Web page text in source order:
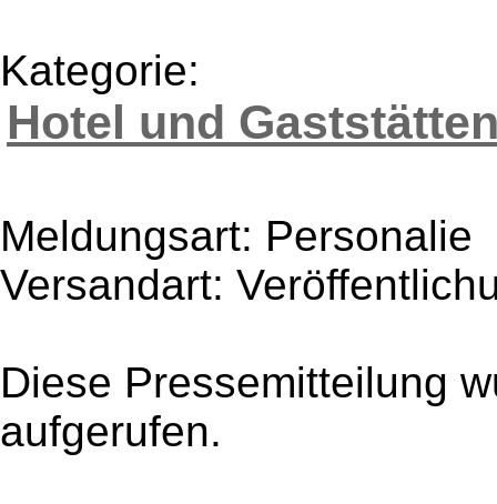
Kategorie:
Hotel und
Meldungsart: Personalie
Versandart:
Diese Pressemitteilung
aufgerufen.